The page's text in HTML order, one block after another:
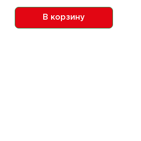
В корзину